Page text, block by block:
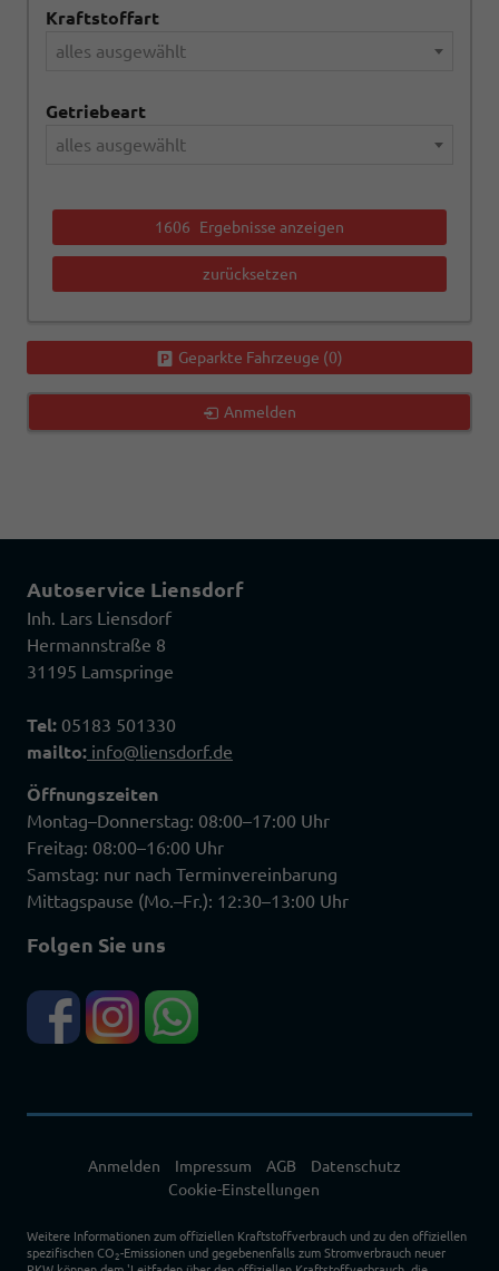
Kraftstoffart
alles ausgewählt
Getriebeart
alles ausgewählt
1606 Ergebnisse anzeigen
zurücksetzen
Geparkte Fahrzeuge (0)
Anmelden
Autoservice Liensdorf
Inh. Lars Liensdorf
Hermannstraße 8
31195 Lamspringe
Tel: 05183 501330
mailto: info@liensdorf.de
Öffnungszeiten
Montag–Donnerstag: 08:00–17:00 Uhr
Freitag: 08:00–16:00 Uhr
Samstag: nur nach Terminvereinbarung
Mittagspause (Mo.–Fr.): 12:30–13:00 Uhr
Folgen Sie uns
Anmelden Impressum AGB
Datenschutz
Cookie-Einstellungen
Weitere Informationen zum offiziellen Kraftstoffverbrauch und zu den offiziellen
spezifischen CO2-Emissionen und gegebenenfalls zum Stromverbrauch neuer